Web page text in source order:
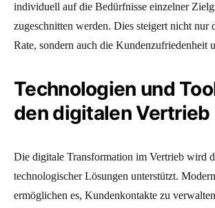
individuell auf die Bedürfnisse einzelner
zugeschnitten werden. Dies steigert nicht nur
Rate, sondern auch die Kundenzufriedenheit
Technologien und
den digitalen Vertrieb
Die digitale Transformation im Vertrieb wird
technologischer Lösungen unterstützt.
ermöglichen es, Kundenkontakte zu